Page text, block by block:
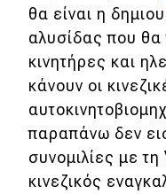
θα είναι η
αλυσίδας που θα
κινητήρες και
κάνουν οι
παραπάνω δεν
συνομιλίες με
κινεζικός